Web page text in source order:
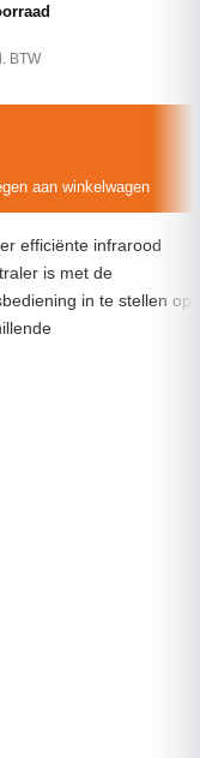
BTW
aan winkelwagen
efficiënte infrarood
is met de
in te stellen op